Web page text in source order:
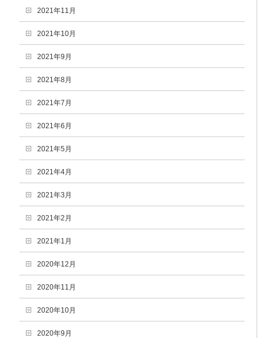
2021年11月
2021年10月
2021年9月
2021年8月
2021年7月
2021年6月
2021年5月
2021年4月
2021年3月
2021年2月
2021年1月
2020年12月
2020年11月
2020年10月
2020年9月